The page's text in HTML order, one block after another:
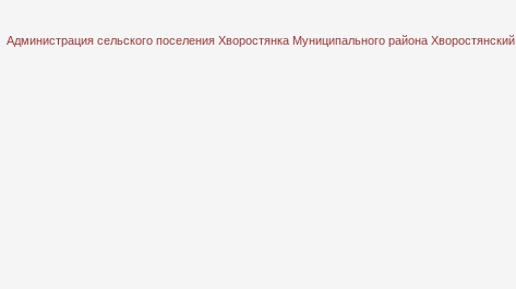
Администрация сельского поселения Хворостянка Муниципального района Хворостянский